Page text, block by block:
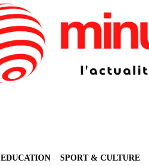
EDUCATION SPORT & CULTURE